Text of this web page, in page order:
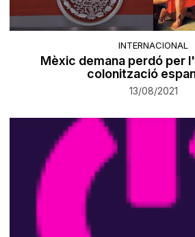
INTERNACIONAL
Mèxic demana perdó per
colonització
13/08/2021